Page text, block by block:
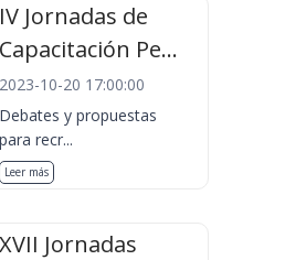
IV Jornadas de
Capacitación Pe...
2023-10-20 17:00:00
Debates y propuestas
para recr...
Leer más
XVII Jornadas